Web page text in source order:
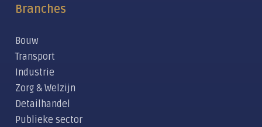
Branches
Bouw
Transport
Industrie
Zorg & Welzijn
Detailhandel
Publieke sector